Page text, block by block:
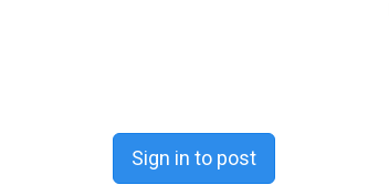
Sign in to post